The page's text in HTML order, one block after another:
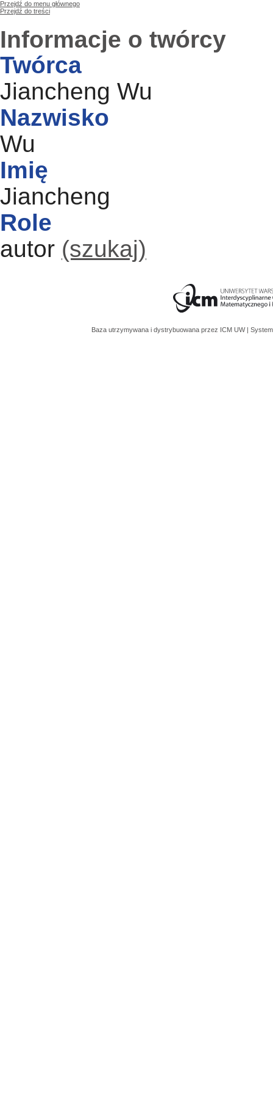
Przejdź do menu głównego
Przejdź do treści
Informacje o twórcy
Twórca
Jiancheng Wu
Nazwisko
Wu
Imię
Jiancheng
Role
autor (szukaj)
Baza utrzymywana i dystrybuowana przez ICM UW |